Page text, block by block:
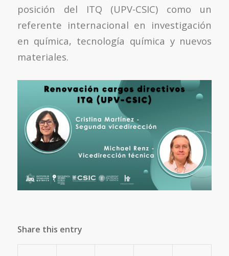
posición del ITQ (UPV-CSIC) como un
referente internacional en investigación
en química, tecnología química y nuevos
materiales.
Share this entry